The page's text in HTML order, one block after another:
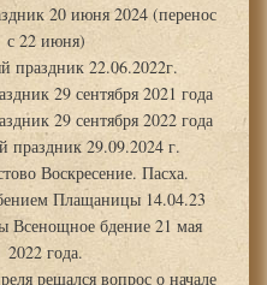
20 июня 2024 (перенос
с 22 июня)
праздник 22.06.2022г.
29 сентября 2021 года
29 сентября 2022 года
праздник 29.09.2024 г.
Воскресение. Пасха.
Плащаницы 14.04.23
Всенощное бдение 21 мая
2022 года.
решался вопрос о начале